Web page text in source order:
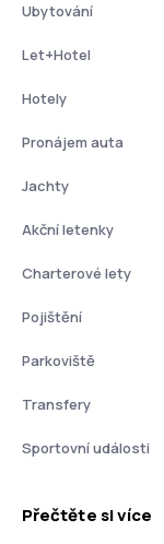
Ubytování
Let+Hotel
Hotely
Pronájem auta
Jachty
Akční letenky
Charterové lety
Pojištění
Parkoviště
Transfery
Sportovní události
Přečtěte si více